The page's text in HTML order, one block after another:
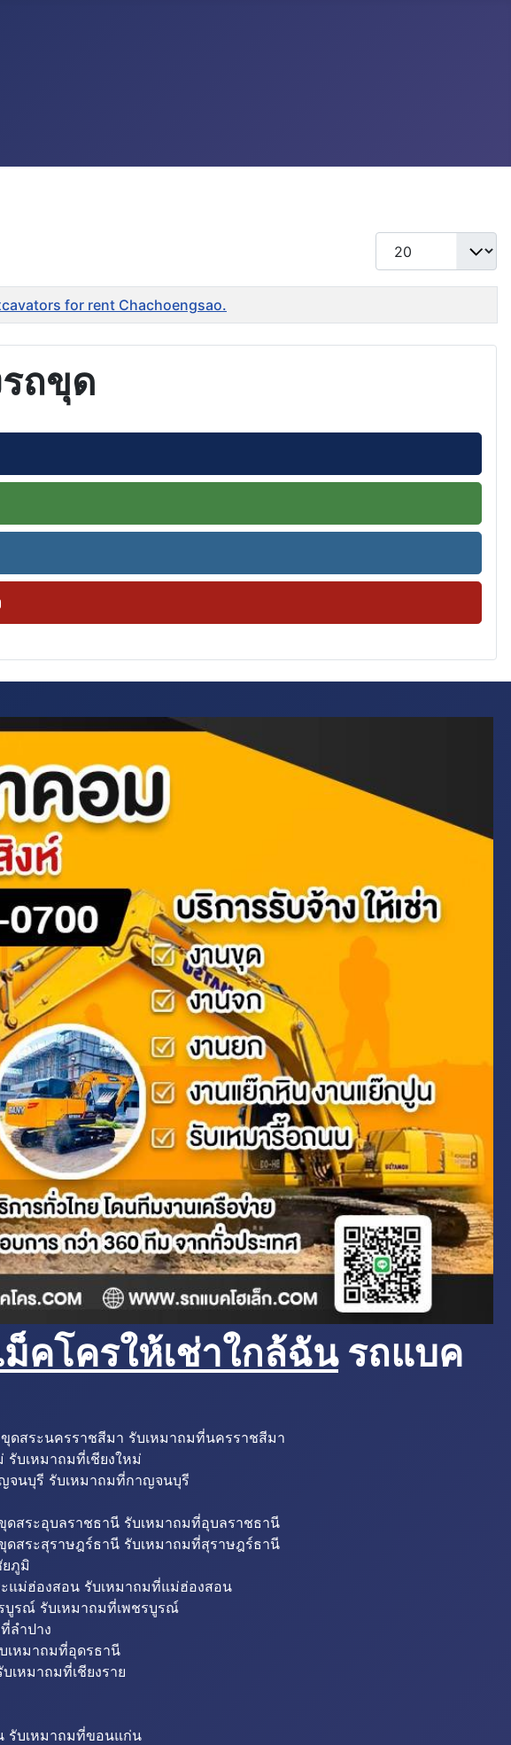
แสดง #
for rent Chachoengsao.
ถขุด
คโครให้เช่าใกล้ฉันรถแบค
ดสระนครราชสีมา รับเหมาถมที่นครราชสีมา
รับเหมาถมที่เชียงใหม่
จนบุรี รับเหมาถมที่กาญจนบุรี
ดสระอุบลราชธานี รับเหมาถมที่อุบลราชธานี
ดสระสุราษฎร์ธานี รับเหมาถมที่สุราษฎร์ธานี
ภูมิ
แม่ฮ่องสอน รับเหมาถมที่แม่ฮ่องสอน
บูรณ์ รับเหมาถมที่เพชรบูรณ์
ลำปาง
เหมาถมที่อุดรธานี
เหมาถมที่เชียงราย
รับเหมาถมที่ขอนแก่น